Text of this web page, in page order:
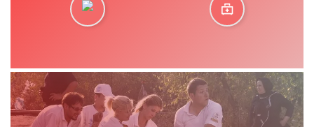
VEPRIMTARI